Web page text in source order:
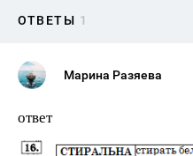
ОТВЕТЫ 1
Марина Разяева
ответ